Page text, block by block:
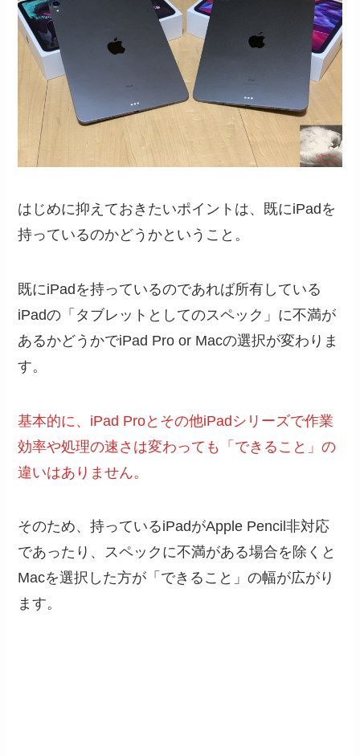
はじめに抑えておきたいポイントは、既にiPadを
持っているのかどうかということ。
既にiPadを持っているのであれば所有している
iPadの「タブレットとしてのスペック」に不満が
あるかどうかでiPad Pro or Macの選択が変わりま
す。
基本的に、iPad Proとその他iPadシリーズで作業
効率や処理の速さは変わっても「できること」の
違いはありません。
そのため、持っているiPadがApple Pencil非対応
であったり、スペックに不満がある場合を除くと
Macを選択した方が「できること」の幅が広がり
ます。